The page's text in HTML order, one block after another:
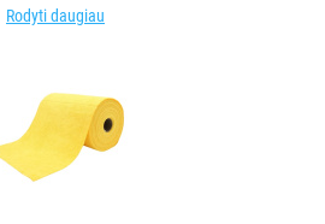
Rodyti daugiau